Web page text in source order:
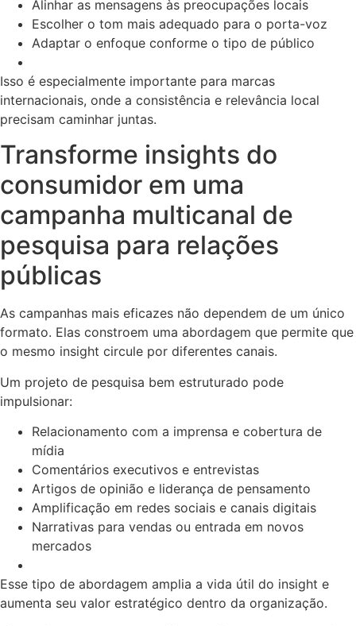
Alinhar as mensagens às preocupações locais
Escolher o tom mais adequado para o porta-voz
Adaptar o enfoque conforme o tipo de público
Isso é especialmente importante para marcas
internacionais, onde a consistência e relevância local
precisam caminhar juntas.
Transforme insights do
consumidor em uma
campanha multicanal de
pesquisa para relações
públicas
As campanhas mais eficazes não dependem de um único
formato. Elas constroem uma abordagem que permite que
o mesmo insight circule por diferentes canais.
Um projeto de pesquisa bem estruturado pode
impulsionar:
Relacionamento com a imprensa e cobertura de
mídia
Comentários executivos e entrevistas
Artigos de opinião e liderança de pensamento
Amplificação em redes sociais e canais digitais
Narrativas para vendas ou entrada em novos
mercados
Esse tipo de abordagem amplia a vida útil do insight e
aumenta seu valor estratégico dentro da organização.